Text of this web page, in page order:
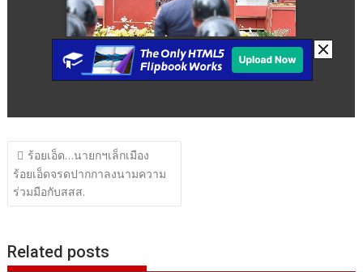
แนะแนว
เรื่อง
ร้อยเอ็ด…นายกฯเล็กเมือง
ร้อยเอ็ดจรดปากกาลงนามความ
ร่วมมือกับสสส.
Related posts